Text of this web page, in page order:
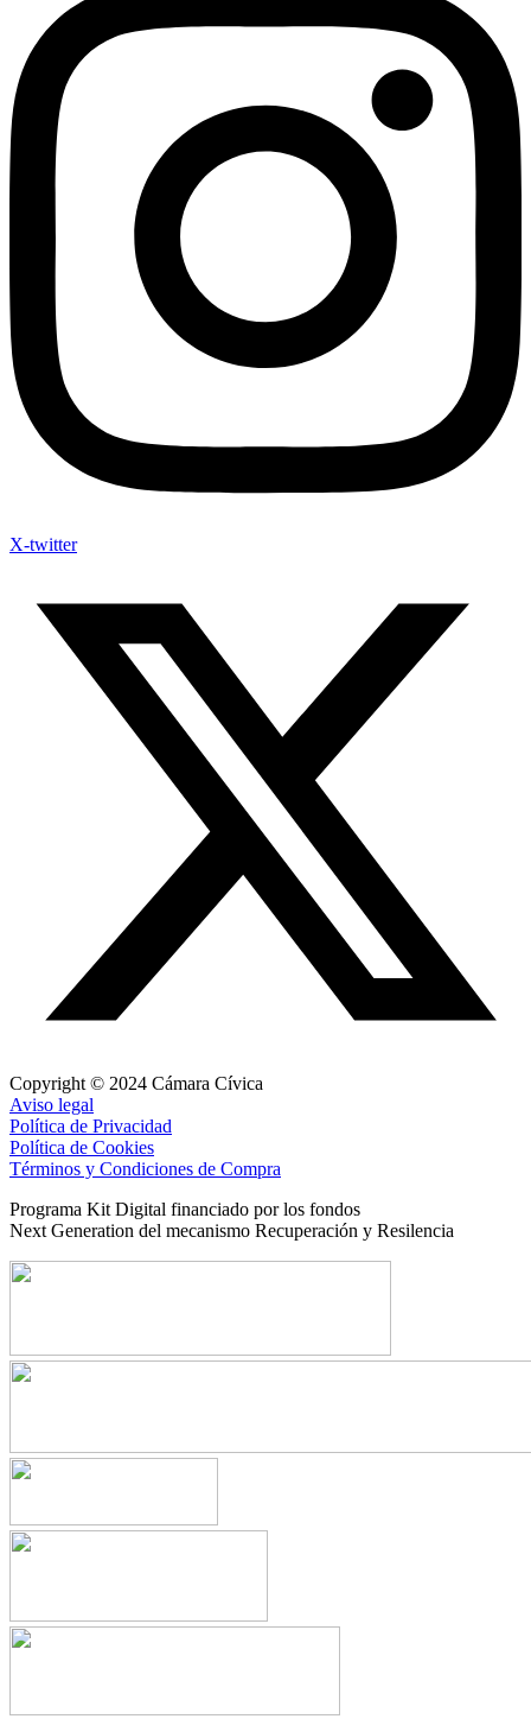
X-twitter
Copyright © 2024 Cámara Cívica
Aviso legal
Política de Privacidad
Política de Cookies
Términos y Condiciones de Compra
Programa Kit Digital financiado por los fondos
Next Generation del mecanismo Recuperación y Resilencia